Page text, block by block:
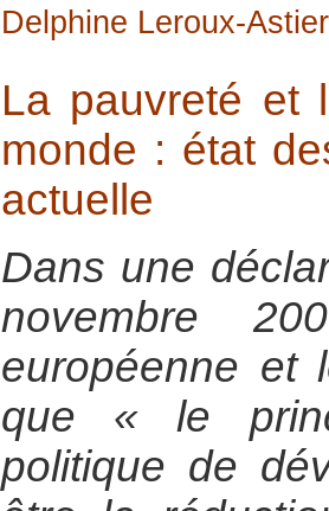
Delphine Leroux-Astier
La pauvreté et
monde : état
actuelle
Dans une
novembre
européenne et
que « le
politique de